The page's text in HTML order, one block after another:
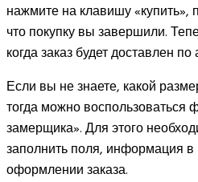
нажмите на клавишу «купить»,
что покупку вы завершили.
когда заказ будет доставлен по
Если вы не знаете, какой
тогда можно воспользоваться
замерщика». Для этого
заполнить поля, информация в
оформлении заказа.